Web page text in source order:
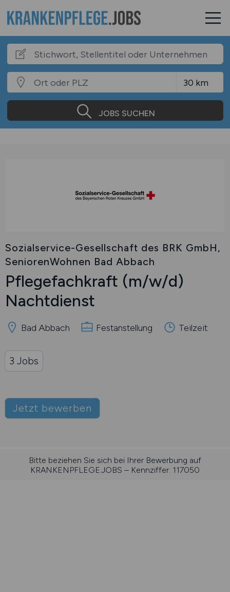
JOBS SUCHEN
Sozialservice-Gesellschaft des BRK GmbH,
SeniorenWohnen Bad Abbach
Pflegefachkraft (m/w/d)
Nachtdienst
Bad Abbach Festanstellung Teilzeit
Jetzt bewerben
3 Jobs
Bitte beziehen Sie sich bei Ihrer Bewerbung auf
KRANKENPFLEGE.JOBS – Kennziffer: 117050